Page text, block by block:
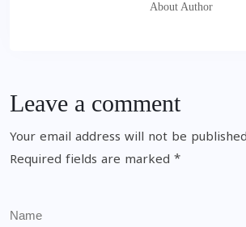
About Author
Leave a comment
Your email address will not be
Required fields are marked *